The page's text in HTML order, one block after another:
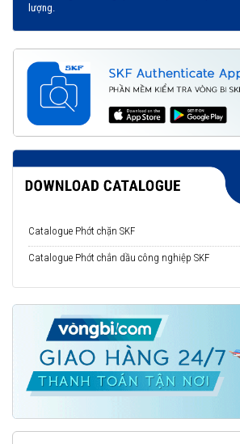
lượng.
Catalogue Phớt chặn SKF
Catalogue Phớt chắn dầu công nghiệp SKF